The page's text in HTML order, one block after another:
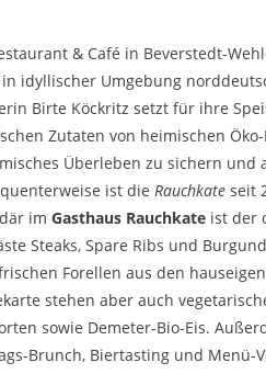
& Café in Beverstedt-
idyllischer Umgebung
Birte Köckritz setzt für ihre
Zutaten von heimischen
Überleben zu sichern
ist die Rauchkate seit
im Gasthaus Rauchkateist der
Steaks, Spare Ribs und
Forellen aus den
stehen aber auch
sowie Demeter-Bio-Eis.
Brunch, Biertasting und Menü-